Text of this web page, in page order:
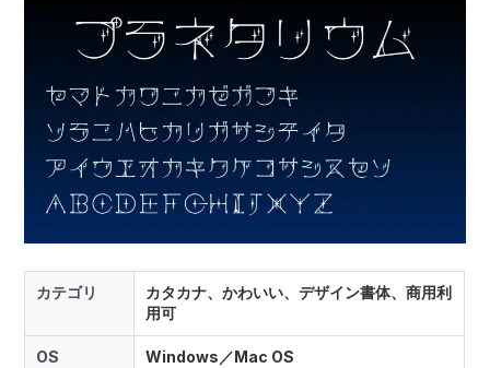
カテゴリ
カタカナ、かわいい、デザイン書体、商用利
用可
OS Windows／Mac OS